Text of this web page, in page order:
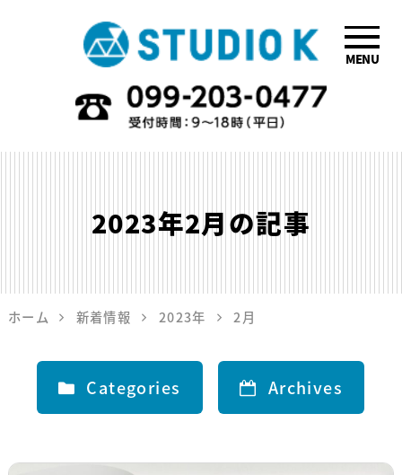
鹿児島のデザイ
ン会社STUDIO
MENU
2023年2月の記事
ホーム 新着情報 2023年 2月
Categories Archives